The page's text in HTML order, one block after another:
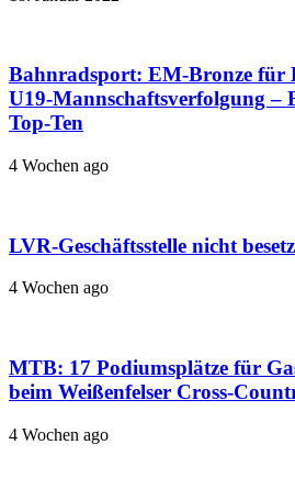
Bahnradsport: EM-Bronze für
U19-Mannschaftsverfolgung –
Top-Ten
4 Wochen ago
LVR-Geschäftsstelle nicht
4 Wochen ago
MTB: 17 Podiumsplätze für
beim Weißenfelser Cross-
4 Wochen ago